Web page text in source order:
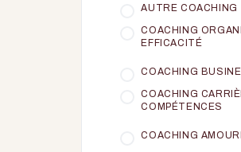
AUTRE COACHING
COACHING
EFFICACITÉ
COACHING
COACHING
COMPÉTENCES
COACHING